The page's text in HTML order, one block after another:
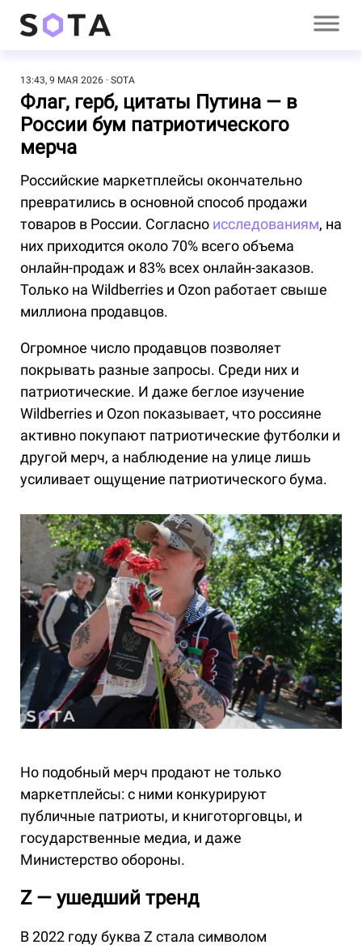
13:43, 9 МАЯ 2026 SOTA
Флаг, герб, цитаты Путина — в
России бум патриотического
мерча
Российские маркетплейсы окончательно
превратились в основной способ продажи
товаров в России. Согласно исследованиям, на
них приходится около 70% всего объема
онлайн-продаж и 83% всех онлайн-заказов.
Только на Wildberries и Ozon работает свыше
миллиона продавцов.
Огромное число продавцов позволяет
покрывать разные запросы. Среди них и
патриотические. И даже беглое изучение
Wildberries и Ozon показывает, что россияне
активно покупают патриотические футболки и
другой мерч, а наблюдение на улице лишь
усиливает ощущение патриотического бума.
Но подобный мерч продают не только
маркетплейсы: с ними конкурируют
публичные патриоты, и книготорговцы, и
государственные медиа, и даже
Министерство обороны.
Z — ушедший тренд
В 2022 году буква Z стала символом